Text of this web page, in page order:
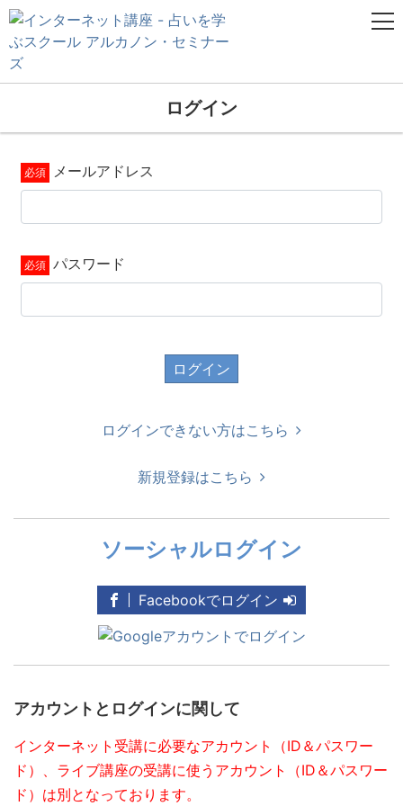
ログイン
メールアドレス
パスワード
ログイン
ログインできない方はこちら
新規登録はこちら
ソーシャルログイン
Facebookでログイン
アカウントとログインに関して
インターネット受講に必要なアカウント（ID＆パスワー
ド）、ライブ講座の受講に使うアカウント（ID＆パスワー
ド）は別となっております。